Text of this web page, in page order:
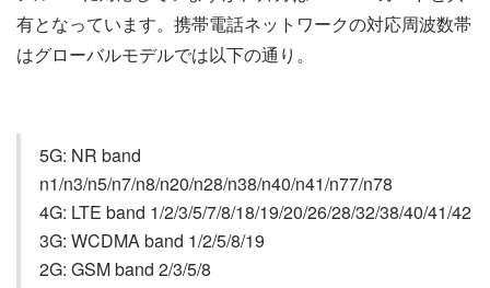
有となっています。携帯電話ネットワークの対応周波数帯
はグローバルモデルでは以下の通り。
5G: NR band
n1/n3/n5/n7/n8/n20/n28/n38/n40/n41/n77/n78
4G: LTE band 1/2/3/5/7/8/18/19/20/26/28/32/38/40/41/42
3G: WCDMA band 1/2/5/8/19
2G: GSM band 2/3/5/8